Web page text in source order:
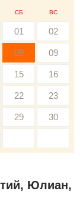
СБ ВС
01 02
08 09
15 16
22 23
29 30
Юлиан,